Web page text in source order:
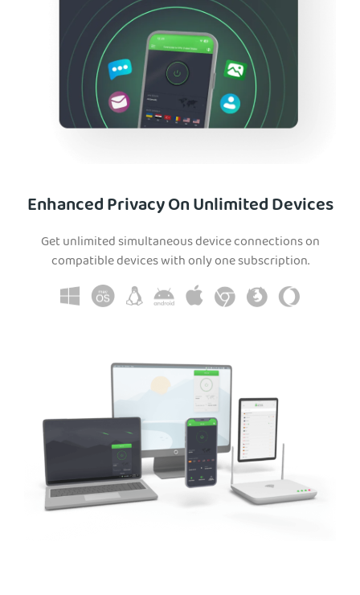
Enhanced Privacy On Unlimited Devices
Get unlimited simultaneous device connections on
compatible devices with only one subscription.